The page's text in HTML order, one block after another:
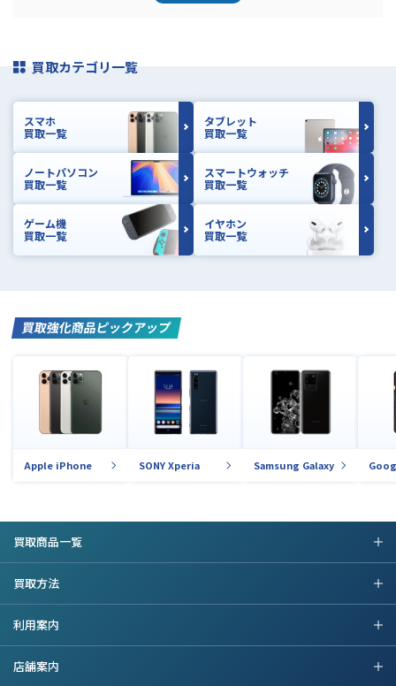
買取カテゴリ一覧
スマホ
買取一覧
タブレット
買取一覧
ノートパソコン
買取一覧
スマートウォッチ
買取一覧
ゲーム機
買取一覧
イヤホン
買取一覧
買取強化商品ピックアップ
Apple iPhone SONY Xperia Samsung Galaxy
買取商品一覧
買取方法
利用案内
店舗案内